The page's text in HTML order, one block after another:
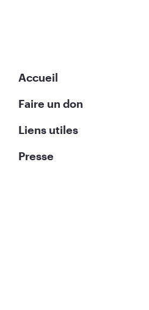
Accueil
Faire un don
Liens utiles
Presse